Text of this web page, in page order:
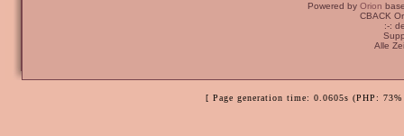
Powered by Orion
CBACK
:-:
Alle
[ Page generation time: 0.0605s (PHP: